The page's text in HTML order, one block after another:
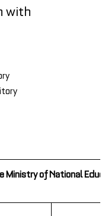
with
of National